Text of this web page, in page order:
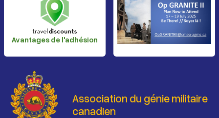
Avantages de l'adhésion
Association du génie militaire
canadien